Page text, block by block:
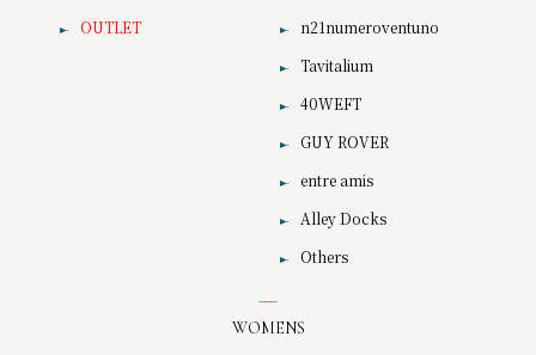
OUTLET
n21numeroventuno
Tavitalium
40WEFT
GUY ROVER
entre amis
Alley Docks
Others
WOMENS